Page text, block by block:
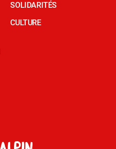
SOLIDARITÉS
CULTURE